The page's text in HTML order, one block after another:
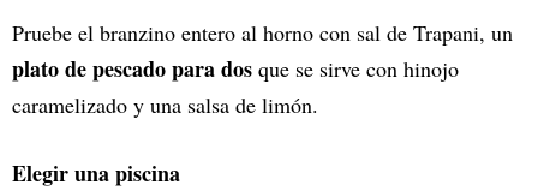
Pruebe el branzino entero al horno con sal de Trapani, un
plato de pescado para dos que se sirve con hinojo
caramelizado y una salsa de limón.
Elegir una piscina